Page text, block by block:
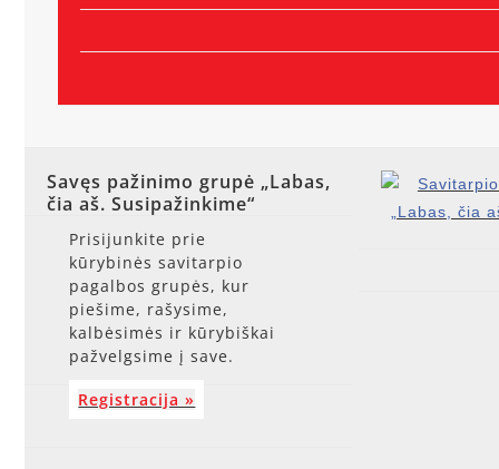
Savęs pažinimo grupė „Labas,
čia aš. Susipažinkime“
Prisijunkite prie
kūrybinės savitarpio
pagalbos grupės, kur
piešime, rašysime,
kalbėsimės ir kūrybiškai
pažvelgsime į save.
Registracija »